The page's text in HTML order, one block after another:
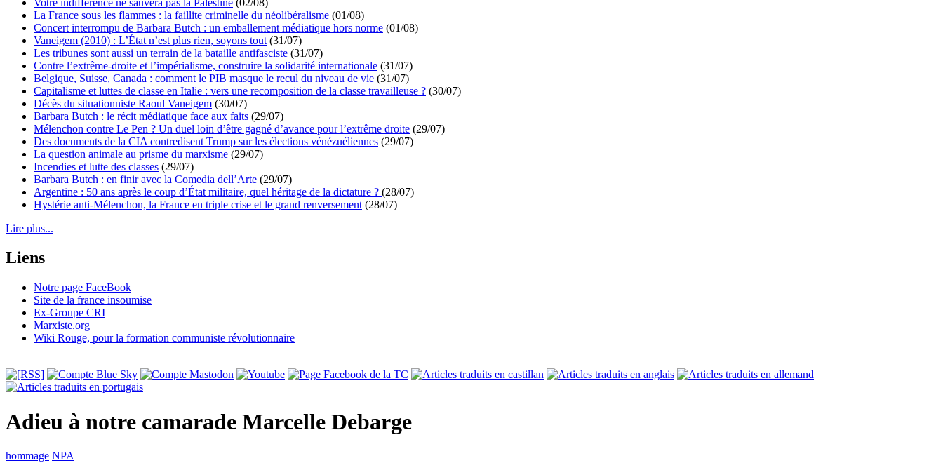
La France sous les flammes : la faillite criminelle du néolibéralisme (01/08)
Concert interrompu de Barbara Butch : un emballement médiatique hors norme (01/08)
Vaneigem (2010) : L’État n’est plus rien, soyons tout (31/07)
Les tribunes sont aussi un terrain de la bataille antifasciste (31/07)
Contre l’extrême-droite et l’impérialisme, construire la solidarité internationale (31/07)
Belgique, Suisse, Canada : comment le PIB masque le recul du niveau de vie (31/07)
Capitalisme et luttes de classe en Italie : vers une recomposition de la classe travailleuse ? (30/07)
Décès du situationniste Raoul Vaneigem (30/07)
Barbara Butch : le récit médiatique face aux faits (29/07)
Mélenchon contre Le Pen ? Un duel loin d’être gagné d’avance pour l’extrême droite (29/07)
Des documents de la CIA contredisent Trump sur les élections vénézuéliennes (29/07)
La question animale au prisme du marxisme (29/07)
Incendies et lutte des classes (29/07)
Barbara Butch : en finir avec la Comedia dell’Arte (29/07)
Argentine : 50 ans après le coup d’État militaire, quel héritage de la dictature ? (28/07)
Hystérie anti-Mélenchon, la France en triple crise et le grand renversement (28/07)
Lire plus...
Liens
Notre page FaceBook
Site de la france insoumise
Ex-Groupe CRI
Marxiste.org
Wiki Rouge, pour la formation communiste révolutionnaire
Adieu à notre camarade Marcelle Debarge
hommage NPA